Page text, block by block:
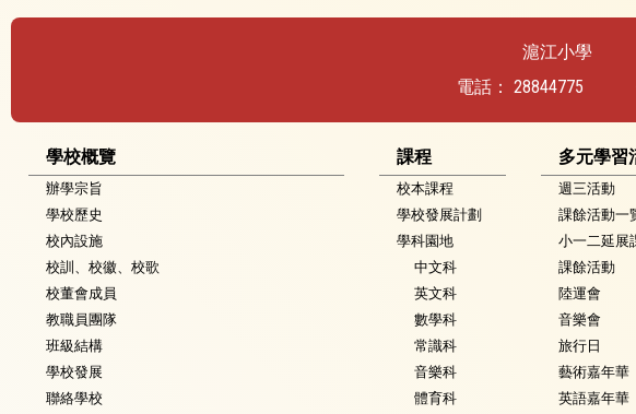
滬江小學
電話： 28844775
學校概覽
辦學宗旨
學校歷史
校內設施
校訓、校徽、校歌
校董會成員
教職員團隊
班級結構
學校發展
聯絡學校
課程
校本課程
學校發展計劃
學科園地
中文科
英文科
數學科
常識科
音樂科
體育科
多元學習
週三活動
課餘活動一
小一二延展
課餘活動
陸運會
音樂會
旅行日
藝術嘉年華
英語嘉年華